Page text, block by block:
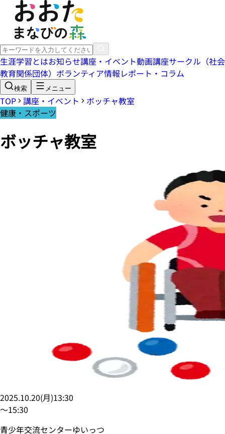
生涯学習とはお知らせ講座・イベント動画講座サークル（社会
教育関係団体） ボランティア情報レポート・コラム
検索 メニュー
TOP 講座・イベント
ボッチャ教室
健康・スポーツ
ボッチャ教室
2025.10.20(月)13:30
〜15:30
青少年交流センターゆいっつ